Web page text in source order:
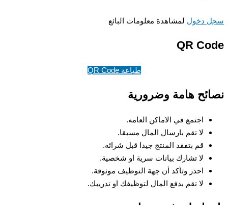
دخوللمشاهدة معلومات البائع
QR
طباعة QR Code
هامة وضرورية
اجتمع في الاماكن العامه.
لا تقم بارسال المال مسبقا.
قم بتفقد المنتج جيدا قبل شرائه.
لا تشارك بيانات سرية او شخصية.
احذر وتأكد أن جهة التوظيف موثوقة.
لا تقم بدفع المال لتوظيفك او تدريبك.